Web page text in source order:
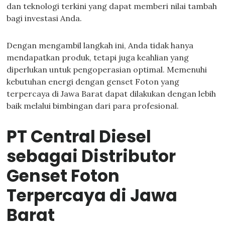
dan teknologi terkini yang dapat memberi nilai tambah
bagi investasi Anda.
Dengan mengambil langkah ini, Anda tidak hanya
mendapatkan produk, tetapi juga keahlian yang
diperlukan untuk pengoperasian optimal. Memenuhi
kebutuhan energi dengan genset Foton yang
terpercaya di Jawa Barat dapat dilakukan dengan lebih
baik melalui bimbingan dari para profesional.
PT Central Diesel
sebagai Distributor
Genset Foton
Terpercaya di Jawa
Barat